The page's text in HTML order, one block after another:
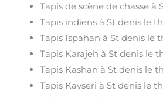
Tapis de scène de chasse
Tapis indiens à St denis le
Tapis Ispahan à St denis le
Tapis Karajeh à St denis le
Tapis Kashan à St denis le
Tapis Kayseri à St denis le